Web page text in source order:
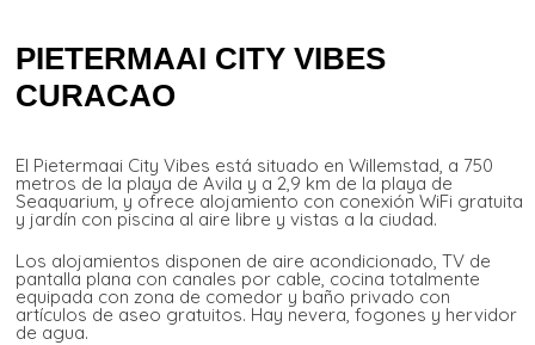
PIETERMAAI CITY VIBES
CURACAO
El Pietermaai City Vibes está situado en Willemstad, a 750
metros de la playa de Avila y a 2,9 km de la playa de
Seaquarium, y ofrece alojamiento con conexión WiFi gratuita
y jardín con piscina al aire libre y vistas a la ciudad.
Los alojamientos disponen de aire acondicionado, TV de
pantalla plana con canales por cable, cocina totalmente
equipada con zona de comedor y baño privado con
artículos de aseo gratuitos. Hay nevera, fogones y hervidor
de agua.